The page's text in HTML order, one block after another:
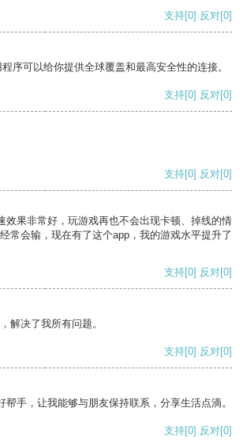
支持[0] 反对[0]
序可以给你提供全球覆盖和最高安全性的连接。
支持[0] 反对[0]
支持[0] 反对[0]
效果非常好，玩游戏再也不会出现卡顿、掉线的情
常会输，现在有了这个app，我的游戏水平提升了
支持[0] 反对[0]
解决了我所有问题。
支持[0] 反对[0]
帮手，让我能够与朋友保持联系，分享生活点滴。
支持[0] 反对[0]